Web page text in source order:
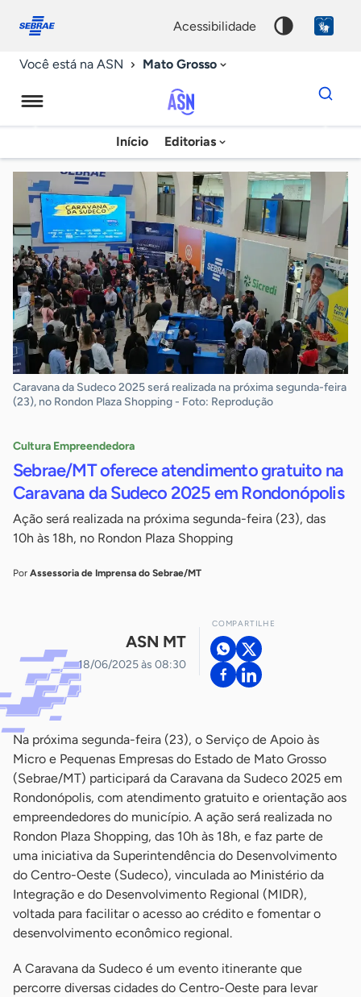
conosco
acessibilidade
Você está na ASN Mato Grosso
Agência
Sebrae
de
Notícias
Início Editorias
Dados
para
chave
Caravana da Sudeco 2025 será realizada na próxima segunda-feira
(23), no Rondon Plaza Shopping - Foto: Reprodução
Cultura Empreendedora
Sebrae/MT oferece atendimento gratuito na
Caravana da Sudeco 2025 em Rondonópolis
Ação será realizada na próxima segunda-feira (23), das
10h às 18h, no Rondon Plaza Shopping
Por Assessoria de Imprensa do Sebrae/MT
ASN MT
18/06/2025 às 08:30
COMPARTILHE
Na próxima segunda-feira (23), o Serviço de Apoio às
Micro e Pequenas Empresas do Estado de Mato Grosso
(Sebrae/MT) participará da Caravana da Sudeco 2025 em
Rondonópolis, com atendimento gratuito e orientação aos
empreendedores do município. A ação será realizada no
Rondon Plaza Shopping, das 10h às 18h, e faz parte de
uma iniciativa da Superintendência do Desenvolvimento
do Centro-Oeste (Sudeco), vinculada ao Ministério da
Integração e do Desenvolvimento Regional (MIDR),
voltada para facilitar o acesso ao crédito e fomentar o
desenvolvimento econômico regional.
A Caravana da Sudeco é um evento itinerante que
percorre diversas cidades do Centro-Oeste para levar